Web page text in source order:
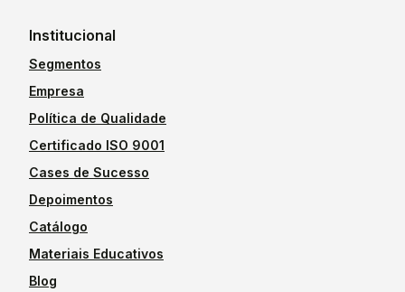
Institucional
Segmentos
Empresa
Política de Qualidade
Certificado ISO 9001
Cases de Sucesso
Depoimentos
Catálogo
Materiais Educativos
Blog